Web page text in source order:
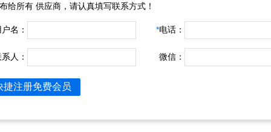
给所有 供应商，请认真填写联系方式！
名： *电话：
人： 微信：
捷注册免费会员